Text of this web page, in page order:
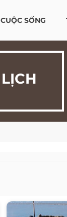
CUỘC SỐNG